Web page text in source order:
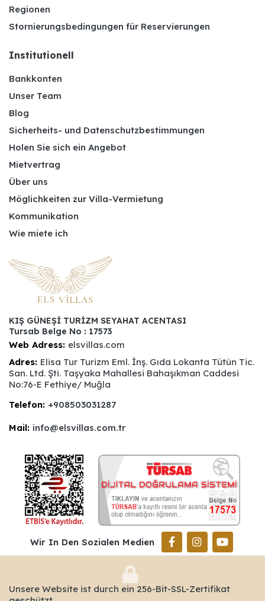
Regionen
Stornierungsbedingungen für Reservierungen
Institutionell
Bankkonten
Unser Team
Blog
Sicherheits- und Datenschutzbestimmungen
Holen Sie sich ein Angebot
Mietvertrag
Über uns
Möglichkeiten zur Villa-Vermietung
Kommunikation
Wie miete ich
KIŞ GÜNEŞİ TURİZM SEYAHAT ACENTASI
Tursab Belge No : 17573
Web Adress: elsvillas.com
Adres: Elisa Tur Turizm Eml. İnş. Gıda Lokanta Tütün Tic.
San. Ltd. Şti. Taşyaka Mahallesi Bahaşıkman Caddesi
No:76-E Fethiye/ Muğla
Telefon: +908503031287
Mail: info@elsvillas.com.tr
Wir In Den Sozialen Medien
Unsere Website ist durch ein 256-Bit-SSL-Zertifikat